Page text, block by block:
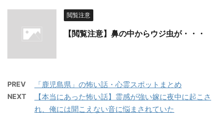
閲覧注意
【閲覧注意】鼻の中からウジ虫が・・・
PREV 「鹿児島県」の怖い話・心霊スポットまとめ
NEXT
【本当にあった怖い話】霊感が強い嫁に夜中に起こさ
れ、俺には聞こえない音に悩まされていた